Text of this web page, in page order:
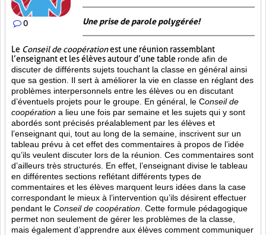
0 Une prise de parole polygérée!
Le Conseil de coopérationest une réunion rassemblant
l’enseignant et les élèves autour d’une table ronde afin de
discuter de différents sujets touchant la classe en général ainsi
que sa gestion. Il sert à améliorer la vie en classe en réglant des
problèmes interpersonnels entre les élèves ou en discutant
d’éventuels projets pour le groupe. En général, le Conseil de
coopération a lieu une fois par semaine et les sujets qui y sont
abordés sont précisés préalablement par les élèves et
l’enseignant qui, tout au long de la semaine, inscrivent sur un
tableau prévu à cet effet des commentaires à propos de l’idée
qu’ils veulent discuter lors de la réunion. Ces commentaires sont
d’ailleurs très structurés. En effet, l’enseignant divise le tableau
en différentes sections reflétant différents types de
commentaires et les élèves marquent leurs idées dans la case
correspondant le mieux à l’intervention qu’ils désirent effectuer
pendant le Conseil de coopération . Cette formule pédagogique
permet non seulement de gérer les problèmes de la classe,
mais également d’apprendre aux élèves comment communiquer